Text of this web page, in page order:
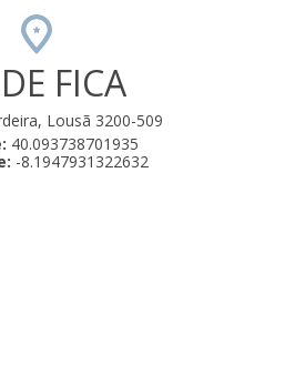
FICA
Lousã 3200-509
40.093738701935
-8.1947931322632